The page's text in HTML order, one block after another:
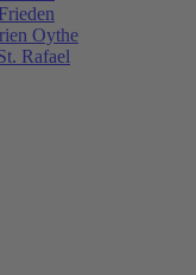
Oythe
Rafael